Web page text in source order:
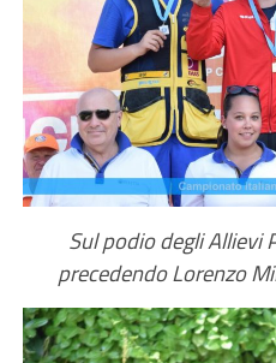
Sul podio degli Allievi
precedendo Lorenzo